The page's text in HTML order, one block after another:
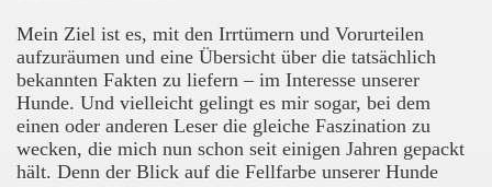
Mein Ziel ist es, mit den Irrtümern und Vorurteilen
aufzuräumen und eine Übersicht über die tatsächlich
bekannten Fakten zu liefern – im Interesse unserer
Hunde. Und vielleicht gelingt es mir sogar, bei dem
einen oder anderen Leser die gleiche Faszination zu
wecken, die mich nun schon seit einigen Jahren gepackt
hält. Denn der Blick auf die Fellfarbe unserer Hunde